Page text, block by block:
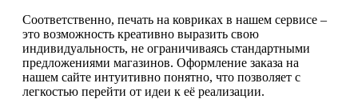
Соответственно, печать на ковриках в нашем сервисе –
это возможность креативно выразить свою
индивидуальность, не ограничиваясь стандартными
предложениями магазинов. Оформление заказа на
нашем сайте интуитивно понятно, что позволяет с
легкостью перейти от идеи к её реализации.